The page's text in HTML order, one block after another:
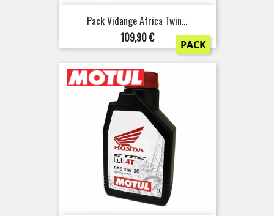
Pack Vidange Africa Twin...
Prix
109,90 € PACK